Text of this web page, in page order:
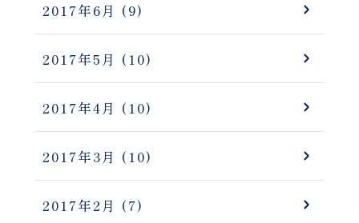
2017年6月 (9)
2017年5月 (10)
2017年4月 (10)
2017年3月 (10)
2017年2月 (7)